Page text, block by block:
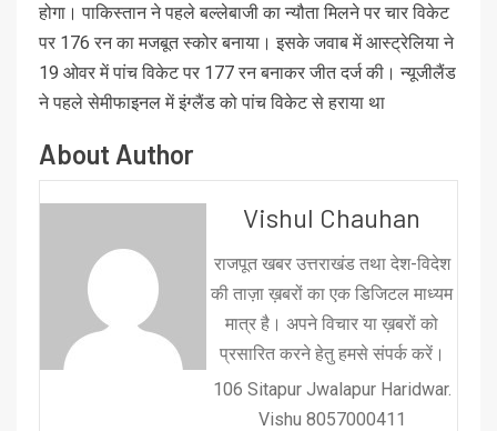
होगा। पाकिस्तान ने पहले बल्लेबाजी का न्यौता मिलने पर चार विकेट
पर 176 रन का मजबूत स्कोर बनाया। इसके जवाब में आस्ट्रेलिया ने
19 ओवर में पांच विकेट पर 177 रन बनाकर जीत दर्ज की। न्यूजीलैंड
ने पहले सेमीफाइनल में इंग्लैंड को पांच विकेट से हराया था
About Author
Vishul Chauhan
राजपूत खबर उत्तराखंड तथा देश-विदेश
की ताज़ा ख़बरों का एक डिजिटल माध्यम
मात्र है। अपने विचार या ख़बरों को
प्रसारित करने हेतु हमसे संपर्क करें।
106 Sitapur Jwalapur Haridwar.
Vishu 8057000411